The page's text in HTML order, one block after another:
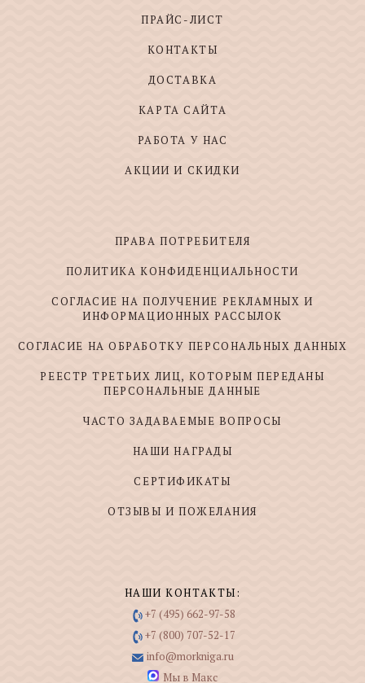
ПРАЙС-ЛИСТ
КОНТАКТЫ
ДОСТАВКА
КАРТА САЙТА
РАБОТА У НАС
АКЦИИ И СКИДКИ
ПРАВА ПОТРЕБИТЕЛЯ
ПОЛИТИКА КОНФИДЕНЦИАЛЬНОСТИ
СОГЛАСИЕ НА ПОЛУЧЕНИЕ РЕКЛАМНЫХ И
ИНФОРМАЦИОННЫХ РАССЫЛОК
СОГЛАСИЕ НА ОБРАБОТКУ ПЕРСОНАЛЬНЫХ ДАННЫХ
РЕЕСТР ТРЕТЬИХ ЛИЦ, КОТОРЫМ ПЕРЕДАНЫ
ПЕРСОНАЛЬНЫЕ ДАННЫЕ
ЧАСТО ЗАДАВАЕМЫЕ ВОПРОСЫ
НАШИ НАГРАДЫ
СЕРТИФИКАТЫ
ОТЗЫВЫ И ПОЖЕЛАНИЯ
НАШИ КОНТАКТЫ:
+7 (495) 662-97-58
+7 (800) 707-52-17
info@morkniga.ru
Мы в Макс